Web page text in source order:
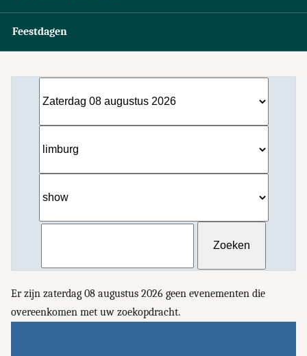
Feestdagen
Er zijn zaterdag 08 augustus 2026 geen evenementen die
overeenkomen met uw zoekopdracht.